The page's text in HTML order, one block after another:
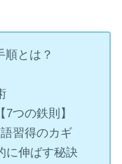
順とは？
つの鉄則】
習得のカギ
に伸ばす秘訣